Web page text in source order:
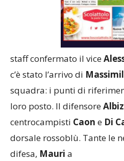
staff confermato il vice
c’è stato l’arrivo di
squadra: i punti di
loro posto. Il difensore
centrocampisti Caon e Di
dorsale rossoblù. Tante le
difesa, Mauri a